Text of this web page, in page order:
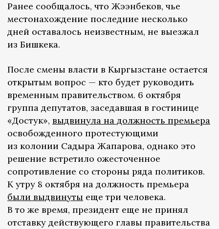
Ранее сообщалось, что Жээнбеков, чье
местонахождение последние несколько
дней оставалось неизвестным, не выезжал
из Бишкека.
После смены власти в Кыргызстане остается
открытым вопрос — кто будет руководить
временным правительством. 6 октября
группа депутатов, заседавшая в гостинице
«Достук», выдвинула на должность премьера
освобожденного протестующими
из колонии Садыра Жапарова, однако это
решение встретило ожесточенное
сопротивление со стороны ряда политиков.
К утру 8 октября на должность премьера
были выдвинуты еще три человека.
В то же время, президент еще не принял
отставку действующего главы правительства